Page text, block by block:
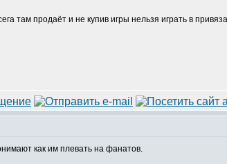
там продаёт и не купив игры нельзя играть в
как им плевать на фанатов.